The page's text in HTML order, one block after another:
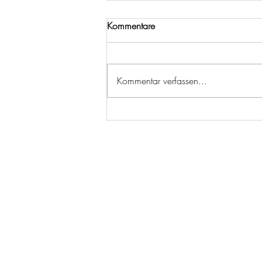
Nachhaltige Resilienz: Wie
Kommentare
Kommentar verfassen...